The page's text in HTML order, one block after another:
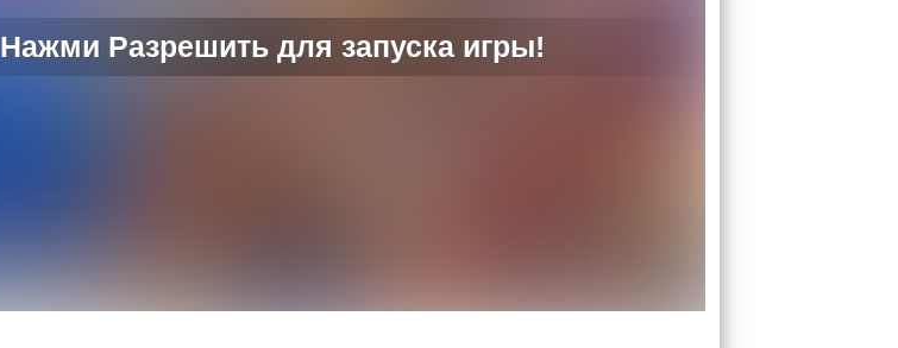
Нажми Разрешить для запуска игры!